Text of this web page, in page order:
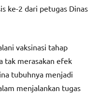
ke-2 dari petugas Dinas
vaksinasi tahap
tak merasakan efek
tubuhnya menjadi
menjalankan tugas